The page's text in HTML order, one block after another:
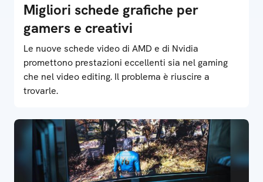
Migliori schede grafiche per
gamers e creativi
Le nuove schede video di AMD e di Nvidia
promettono prestazioni eccellenti sia nel gaming
che nel video editing. Il problema è riuscire a
trovarle.